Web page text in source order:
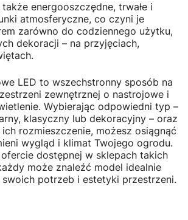
energooszczędne, trwałe i
atmosferyczne, co czyni je
zarówno do codziennego użytku,
dekoracji – na przyjęciach,
LED to wszechstronny sposób na
zewnętrznej o nastrojowe i
Wybierając odpowiedni typ –
klasyczny lub dekoracyjny – oraz
rozmieszczenie, możesz osiągnąć
wygląd i klimat Twojego ogrodu.
dostępnej w sklepach takich
może znaleźć model idealnie
potrzeb i estetyki przestrzeni.